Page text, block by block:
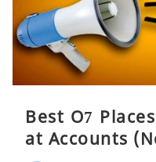
Best O7
at Accounts